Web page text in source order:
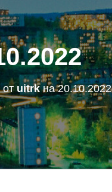
отuitrkна20.10.2022